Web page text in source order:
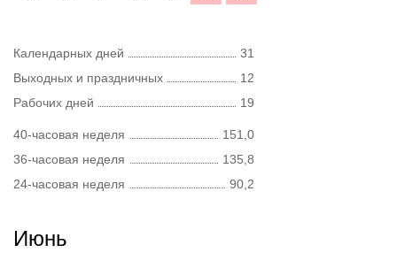
Календарных дней
31
Выходных и праздничных
12
Рабочих дней
19
40-часовая неделя
151,0
36-часовая неделя
135,8
24-часовая неделя
90,2
Июнь